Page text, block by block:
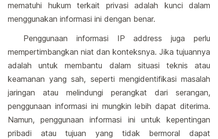
mematuhi hukum terkait privasi adalah kunci dalam
menggunakan informasi ini dengan benar.
Penggunaan informasi IP address juga perlu
mempertimbangkan niat dan konteksnya. Jika tujuannya
adalah untuk membantu dalam situasi teknis atau
keamanan yang sah, seperti mengidentifikasi masalah
jaringan atau melindungi perangkat dari serangan,
penggunaan informasi ini mungkin lebih dapat diterima.
Namun, penggunaan informasi ini untuk kepentingan
pribadi atau tujuan yang tidak bermoral dapat